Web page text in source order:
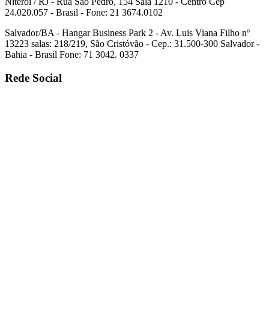
24.020.057 - Brasil - Fone: 21 3674.0102
Salvador/BA - Hangar Business Park 2 - Av. Luis Viana Filho nº
13223 salas: 218/219, São Cristóvão - Cep.: 31.500-300 Salvador -
Bahia - Brasil Fone: 71 3042. 0337
Rede Social